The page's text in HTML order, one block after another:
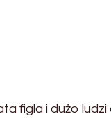
figla i dużo ludzi